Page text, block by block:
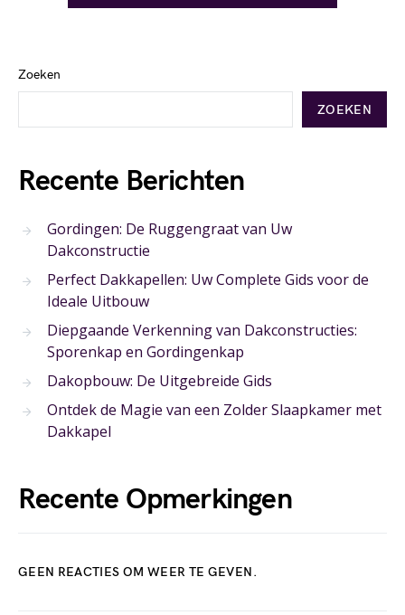
Zoeken
ZOEKEN
Recente Berichten
Gordingen: De Ruggengraat van Uw
Dakconstructie
Perfect Dakkapellen: Uw Complete Gids voor de
Ideale Uitbouw
Diepgaande Verkenning van Dakconstructies:
Sporenkap en Gordingenkap
Dakopbouw: De Uitgebreide Gids
Ontdek de Magie van een Zolder Slaapkamer met
Dakkapel
Recente Opmerkingen
GEEN REACTIES OM WEER TE GEVEN.